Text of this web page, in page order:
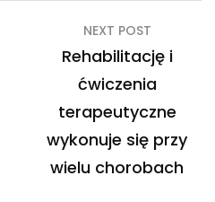
NEXT POST
Rehabilitację i
ćwiczenia
terapeutyczne
wykonuje się przy
wielu chorobach